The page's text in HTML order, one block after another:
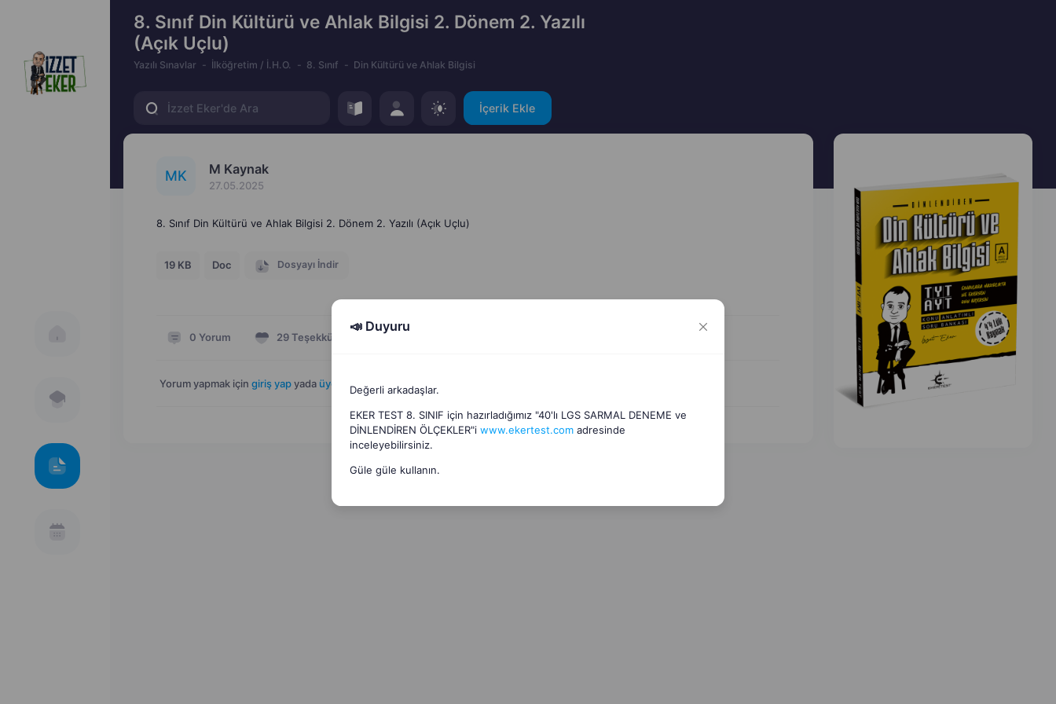
8. Sınıf Din Kültürü ve Ahlak Bilgisi 2. Dönem 2. Yazılı
(Açık Uçlu)
Yazılı Sınavlar İlköğretim / İ.H.O. 8. Sınıf Din Kültürü ve Ahlak Bilgisi
İçerik Ekle
MK M Kaynak
27.05.2025
8. Sınıf Din Kültürü ve Ahlak Bilgisi 2. Dönem 2. Yazılı (Açık Uçlu)
19 KB Doc Dosyayı İndir
0 Yorum 29Teşekkür Hata Bildir
Yorum yapmak için giriş yap yada üye ol .
📣 Duyuru
Değerli arkadaşlar.
EKER TEST 8. SINIF için hazırladığımız "40'lı LGS SARMAL DENEME ve
DİNLENDİREN ÖLÇEKLER"i www.ekertest.comadresinde
inceleyebilirsiniz.
Güle güle kullanın.